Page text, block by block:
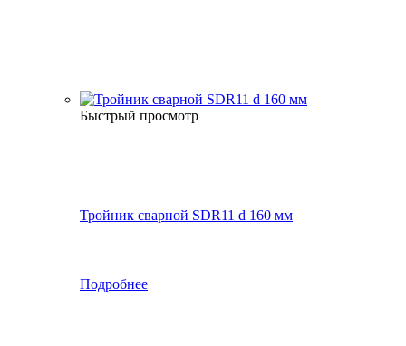
Быстрый просмотр
Тройник сварной SDR11 d 160 мм
Подробнее